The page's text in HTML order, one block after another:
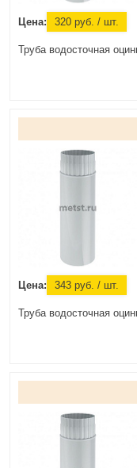
Цена: 320 руб. / шт.
Труба водосточная
Цена: 343 руб. / шт.
Труба водосточная